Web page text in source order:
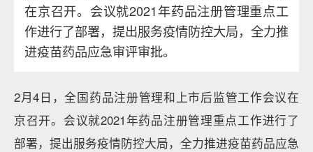
在京召开。会议就2021年药品注册管理重点工
作进行了部署，提出服务疫情防控大局，全力推
进疫苗药品应急审评审批。
2月4日，全国药品注册管理和上市后监管工作会议在
京召开。会议就2021年药品注册管理重点工作进行了
部署，提出服务疫情防控大局，全力推进疫苗药品应急